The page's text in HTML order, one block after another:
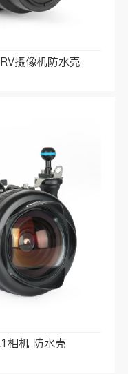
摄像机防水壳
相机 防水壳